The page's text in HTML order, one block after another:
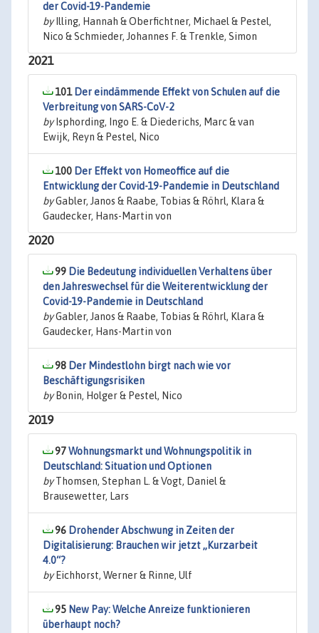
der Covid-19-Pandemie
byIlling, Hannah & Oberfichtner, Michael & Pestel,
Nico & Schmieder, Johannes F. & Trenkle, Simon
2021
101 Der eindämmende Effekt von Schulen auf die
Verbreitung von SARS-CoV-2
byIsphording, Ingo E. & Diederichs, Marc & van
Ewijk, Reyn & Pestel, Nico
100 Der Effekt von Homeoffice auf die
Entwicklung der Covid-19-Pandemie in Deutschland
byGabler, Janos & Raabe, Tobias & Röhrl, Klara &
Gaudecker, Hans-Martin von
2020
99 Die Bedeutung individuellen Verhaltens über
den Jahreswechsel für die Weiterentwicklung der
Covid-19-Pandemie in Deutschland
byGabler, Janos & Raabe, Tobias & Röhrl, Klara &
Gaudecker, Hans-Martin von
98 Der Mindestlohn birgt nach wie vor
Beschäftigungsrisiken
byBonin, Holger & Pestel, Nico
2019
97Wohnungsmarkt und Wohnungspolitik in
Deutschland: Situation und Optionen
byThomsen, Stephan L. & Vogt, Daniel &
Brausewetter, Lars
96 Drohender Abschwung in Zeiten der
Digitalisierung: Brauchen wir jetzt „Kurzarbeit
4.0“?
byEichhorst, Werner & Rinne, Ulf
95 New Pay: Welche Anreize funktionieren
überhaupt noch?